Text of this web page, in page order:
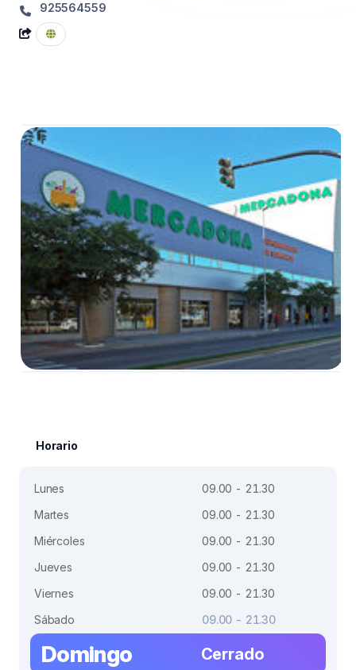
925564559
Horario
Lunes
09.00 - 21.30
Martes
09.00 - 21.30
Miércoles
09.00 - 21.30
Jueves
09.00 - 21.30
Viernes
09.00 - 21.30
Sábado
09.00 - 21.30
Domingo Cerrado